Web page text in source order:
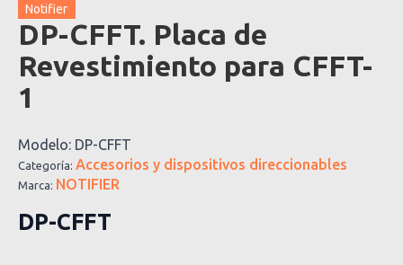
Notifier
DP-CFFT. Placa de
Revestimiento para CFFT-
1
Modelo: DP-CFFT
Categoría: Accesorios y dispositivos direccionables
Marca: NOTIFIER
DP-CFFT